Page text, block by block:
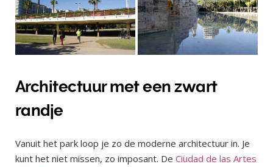
Architectuur met een zwart
randje
Vanuit het park loop je zo de moderne architectuur in. Je
kunt het niet missen, zo imposant. De Ciudad de las Artes